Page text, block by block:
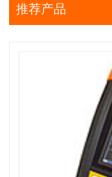
推荐产品